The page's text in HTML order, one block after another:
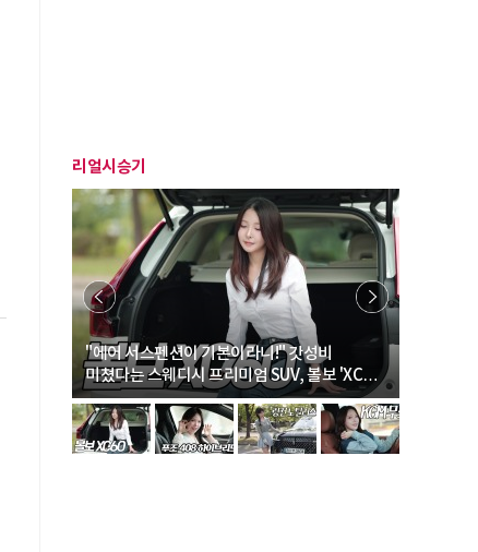
리얼시승기
"에어 서스펜션이 기본이라니!" 갓성비
미쳤다는 스웨디시 프리미엄 SUV, 볼보 'XC60
B5 울트라'